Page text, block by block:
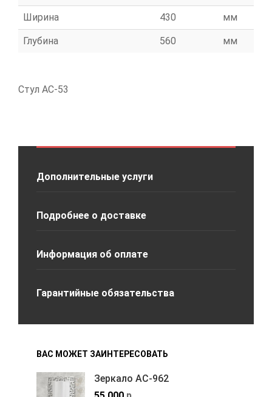
Ширина 430 мм
Глубина 560 мм
Стул АС-53
Дополнительные услуги
Подробнее о доставке
Информация об оплате
Гарантийные обязательства
ВАС МОЖЕТ ЗАИНТЕРЕСОВАТЬ
Зеркало АС-962